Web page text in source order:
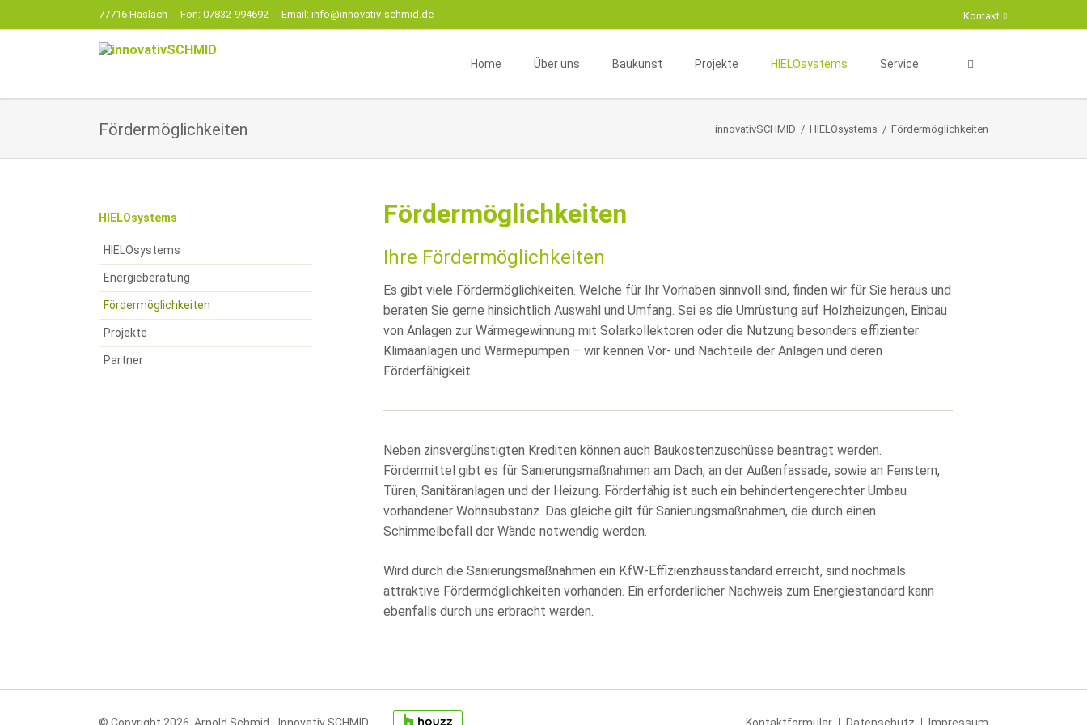
77716 Haslach Fon: 07832-994692 Email: info@innovativ-schmid.de
Kontakt
überspringen
Home Über uns
Team
Baukunst
Neu- oder Umbau
Sanierung
Projekte
Geschäftskomplexe
Interieur- und Exterieurdesign
HIELOsystems
Energieberatung
Service
Suche
Kontaktformular
Fördermöglichkeiten innovativSCHMID HIELOsystems Fördermöglichkeiten
Fördermöglichkeiten
Ihre Fördermöglichkeiten
Es gibt viele Fördermöglichkeiten. Welche für Ihr Vorhaben sinnvoll sind, finden wir für Sie heraus und
beraten Sie gerne hinsichtlich Auswahl und Umfang. Sei es die Umrüstung auf Holzheizungen, Einbau
von Anlagen zur Wärmegewinnung mit Solarkollektoren oder die Nutzung besonders effizienter
Klimaanlagen und Wärmepumpen – wir kennen Vor- und Nachteile der Anlagen und deren
Förderfähigkeit.
Neben zinsvergünstigten Krediten können auch Baukostenzuschüsse beantragt werden.
Fördermittel gibt es für Sanierungsmaßnahmen am Dach, an der Außenfassade, sowie an Fenstern,
Türen, Sanitäranlagen und der Heizung. Förderfähig ist auch ein behindertengerechter Umbau
vorhandener Wohnsubstanz. Das gleiche gilt für Sanierungsmaßnahmen, die durch einen
Schimmelbefall der Wände notwendig werden.
Wird durch die Sanierungsmaßnahmen ein KfW-Effizienzhausstandard erreicht, sind nochmals
attraktive Fördermöglichkeiten vorhanden. Ein erforderlicher Nachweis zum Energiestandard kann
ebenfalls durch uns erbracht werden.
Navigation
HIELOsystems
HIELOsystems
Energieberatung
Fördermöglichkeiten
Projekte
Partner
Navigation